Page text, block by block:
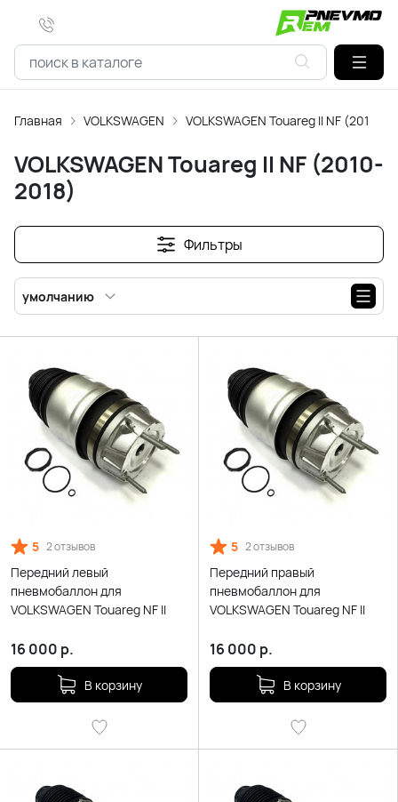
Главная VOLKSWAGEN VOLKSWAGEN Touareg ll NF (2010-
VOLKSWAGEN Touareg ll NF (2010-
2018)
Фильтры
умолчанию
5 2 отзывов
Передний левый
пневмобаллон для
VOLKSWAGEN Touareg NF II
16 000 р.
В корзину
5 2 отзывов
Передний правый
пневмобаллон для
VOLKSWAGEN Touareg NF II
16 000 р.
В корзину